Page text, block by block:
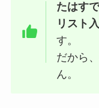
たはす
リスト
す。
だから
ん。